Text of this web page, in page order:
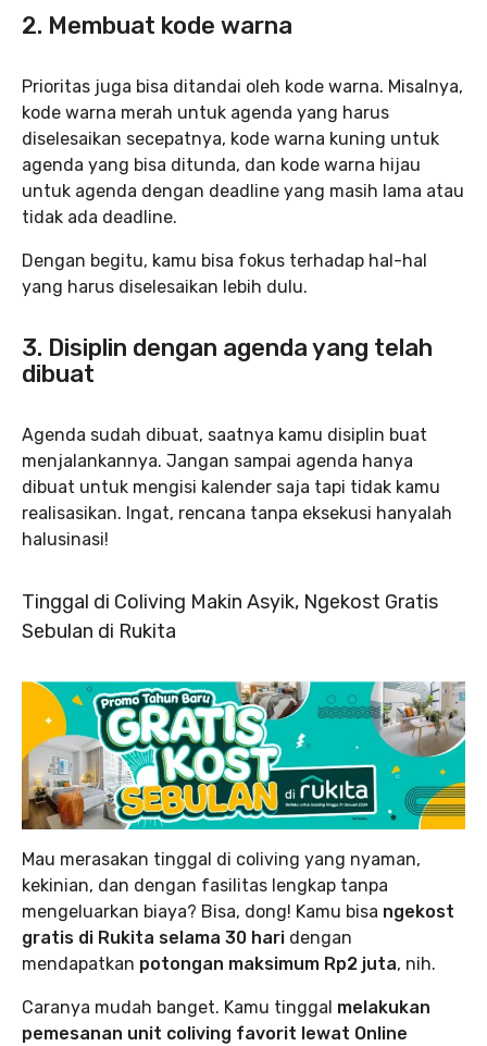
2. Membuat kode warna
Prioritas juga bisa ditandai oleh kode warna. Misalnya,
kode warna merah untuk agenda yang harus
diselesaikan secepatnya, kode warna kuning untuk
agenda yang bisa ditunda, dan kode warna hijau
untuk agenda dengan deadline yang masih lama atau
tidak ada deadline.
Dengan begitu, kamu bisa fokus terhadap hal-hal
yang harus diselesaikan lebih dulu.
3. Disiplin dengan agenda yang telah
dibuat
Agenda sudah dibuat, saatnya kamu disiplin buat
menjalankannya. Jangan sampai agenda hanya
dibuat untuk mengisi kalender saja tapi tidak kamu
realisasikan. Ingat, rencana tanpa eksekusi hanyalah
halusinasi!
Tinggal di Coliving Makin Asyik, Ngekost Gratis
Sebulan di Rukita
Mau merasakan tinggal di coliving yang nyaman,
kekinian, dan dengan fasilitas lengkap tanpa
mengeluarkan biaya? Bisa, dong! Kamu bisa ngekost
gratis di Rukita selama 30 hari dengan
mendapatkan potongan maksimum Rp2 juta, nih.
Caranya mudah banget. Kamu tinggal melakukan
pemesanan unit coliving favorit lewat Online